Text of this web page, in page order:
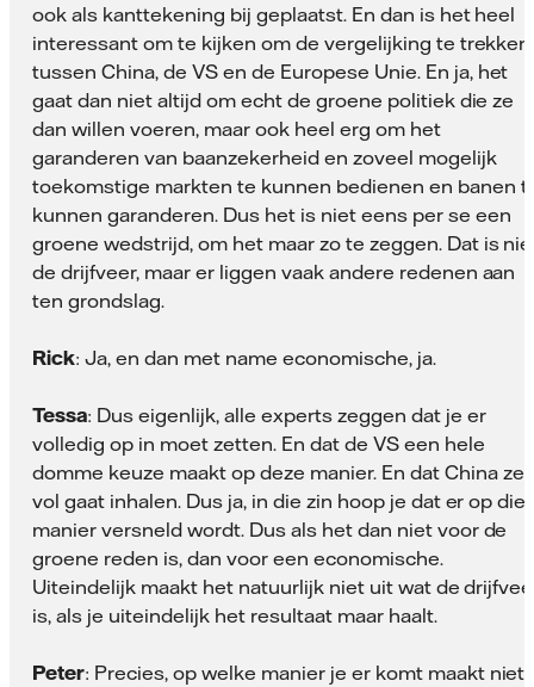
ook als kanttekening bij geplaatst. En dan is het heel
interessant om te kijken om de vergelijking te trekken
tussen China, de VS en de Europese Unie. En ja, het
gaat dan niet altijd om echt de groene politiek die ze
dan willen voeren, maar ook heel erg om het
garanderen van baanzekerheid en zoveel mogelijk
toekomstige markten te kunnen bedienen en banen
kunnen garanderen. Dus het is niet eens per se een
groene wedstrijd, om het maar zo te zeggen. Dat is
de drijfveer, maar er liggen vaak andere redenen aan
ten grondslag.
Rick: Ja, en dan met name economische, ja.
Tessa: Dus eigenlijk, alle experts zeggen dat je er
volledig op in moet zetten. En dat de VS een hele
domme keuze maakt op deze manier. En dat China ze
vol gaat inhalen. Dus ja, in die zin hoop je dat er op die
manier versneld wordt. Dus als het dan niet voor de
groene reden is, dan voor een economische.
Uiteindelijk maakt het natuurlijk niet uit wat de
is, als je uiteindelijk het resultaat maar haalt.
Peter: Precies, op welke manier je er komt maakt niet